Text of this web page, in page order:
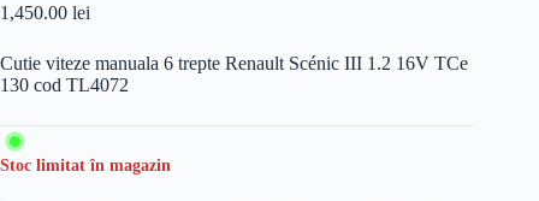
1,450.00 lei
Cutie viteze manuala 6 trepte Renault Scénic III 1.2 16V TCe
130 cod TL4072
Stoc limitat în magazin